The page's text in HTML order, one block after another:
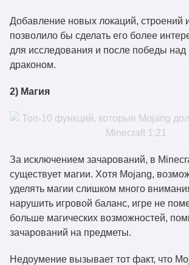
Добавление новых локаций, строений
позволило бы сделать его более
для исследования и после победы
драконом.
2) Магия
За исключением зачарований, в
существует магии. Хотя Mojang,
уделять магии слишком много
нарушить игровой баланс, игре не
больше магических возможностей,
зачарований на предметы.
Недоумение вызывает тот факт, что